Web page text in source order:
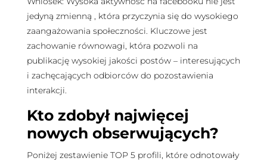
jedyną zmienną , która przyczynia się do wysokiego
zaangażowania społeczności. Kluczowe jest
zachowanie równowagi, która pozwoli na
publikację wysokiej jakości postów – interesujących
i zachęcających odbiorców do pozostawienia
interakcji.
Kto zdobył najwięcej
nowych obserwujących?
Poniżej zestawienie TOP 5 profili, które odnotowały